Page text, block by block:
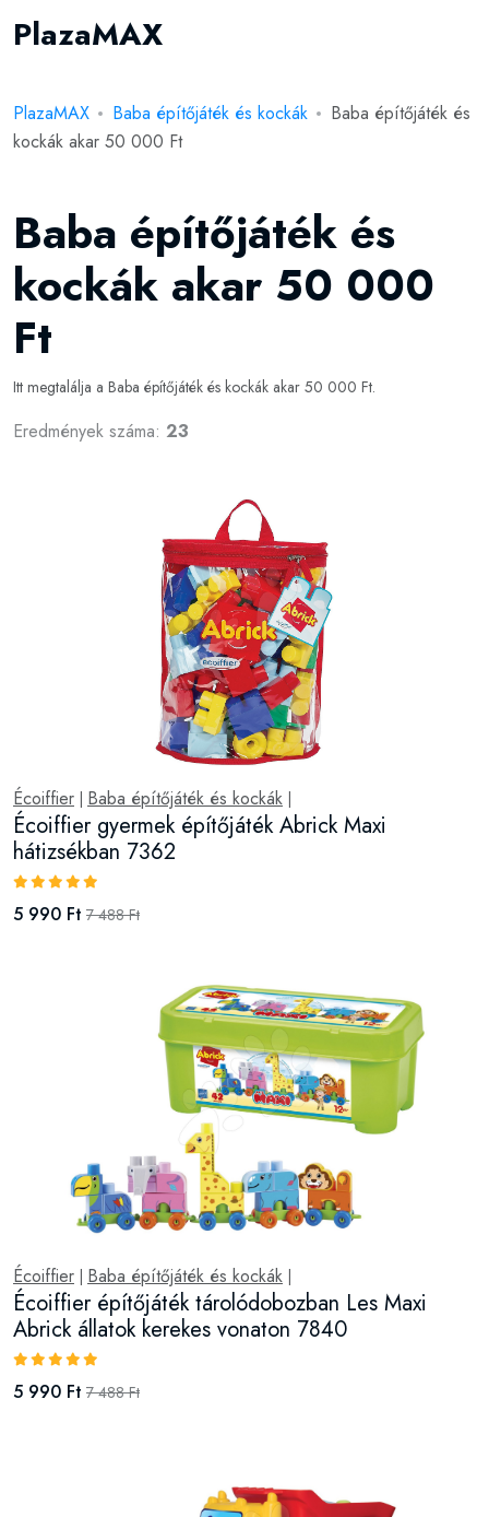
PlazaMAX
PlazaMAX Baba építőjáték és kockák
Baba építőjáték és
kockák akar 50 000 Ft
Baba építőjáték és
kockák akar 50 000
Ft
Itt megtalálja a Baba építőjáték és kockák akar 50 000 Ft.
Eredmények száma: 23
Écoiffier Baba építőjáték és kockák
Écoiffier gyermek építőjáték Abrick Maxi
hátizsékban 7362
5 990 Ft 7 488 Ft
Écoiffier Baba építőjáték és kockák
Écoiffier építőjáték tárolódobozban Les Maxi
Abrick állatok kerekes vonaton 7840
5 990 Ft 7 488 Ft